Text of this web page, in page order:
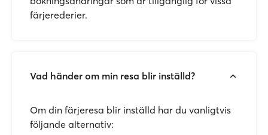
färjerederier.
Vad händer om min resa blir inställd?
Om din färjeresa blir inställd har du vanligtvis
följande alternativ: